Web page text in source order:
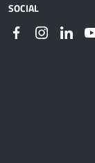
SOCIAL